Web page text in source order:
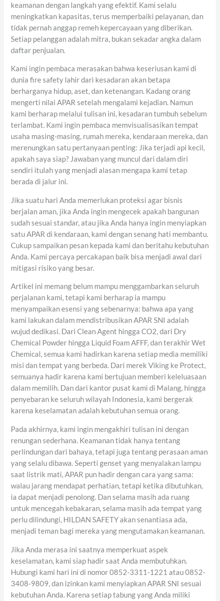
keamanan dengan langkah yang efektif. Kami selalu
meningkatkan kapasitas, terus memperbaiki pelayanan, dan
tidak pernah anggap remeh kepercayaan yang diberikan.
Setiap pelanggan adalah mitra, bukan sekadar angka dalam
daftar penjualan.
Kami ingin pembaca merasakan bahwa keseriusan kami di
dunia fire safety lahir dari kesadaran akan betapa
berharganya hidup, aset, dan ketenangan. Kadang orang
mengerti nilai APAR setelah mengalami kejadian. Namun
kami berharap melalui tulisan ini, kesadaran tumbuh sebelum
terlambat. Kami ingin pembaca memvisualisasikan tempat
usaha masing-masing, rumah mereka, kendaraan mereka, dan
merenungkan satu pertanyaan penting: Jika terjadi api kecil,
apakah saya siap? Jawaban yang muncul dari dalam diri
sendiri itulah yang menjadi alasan mengapa kami tetap
berada di jalur ini.
Jika suatu hari Anda memerlukan proteksi agar bisnis
berjalan aman, jika Anda ingin mengecek apakah bangunan
sudah sesuai standar, atau jika Anda hanya ingin menyiapkan
satu APAR di kendaraan, kami dengan senang hati membantu.
Cukup sampaikan pesan kepada kami dan beritahu kebutuhan
Anda. Kami percaya percakapan baik bisa menjadi awal dari
mitigasi risiko yang besar.
Artikel ini memang belum mampu menggambarkan seluruh
perjalanan kami, tetapi kami berharap ia mampu
menyampaikan esensi yang sebenarnya: bahwa apa yang
kami lakukan dalam mendistribusikan APAR SNI adalah
wujud dedikasi. Dari Clean Agent hingga CO2, dari Dry
Chemical Powder hingga Liquid Foam AFFF, dan terakhir Wet
Chemical, semua kami hadirkan karena setiap media memiliki
misi dan tempat yang berbeda. Dari merek Viking ke Protect,
semuanya hadir karena kami bertujuan memberi keleluasaan
dalam memilih. Dan dari kantor pusat kami di Malang, hingga
penyebaran ke seluruh wilayah Indonesia, kami bergerak
karena keselamatan adalah kebutuhan semua orang.
Pada akhirnya, kami ingin mengakhiri tulisan ini dengan
renungan sederhana. Keamanan tidak hanya tentang
perlindungan dari bahaya, tetapi juga tentang perasaan aman
yang selalu dibawa. Seperti genset yang menyalakan lampu
saat listrik mati, APAR pun hadir dengan cara yang sama:
walau jarang mendapat perhatian, tetapi ketika dibutuhkan,
ia dapat menjadi penolong. Dan selama masih ada ruang
untuk mencegah kebakaran, selama masih ada tempat yang
perlu dilindungi, HILDAN SAFETY akan senantiasa ada,
menjadi teman bagi mereka yang mengutamakan keamanan.
Jika Anda merasa ini saatnya memperkuat aspek
keselamatan, kami siap hadir saat Anda membutuhkan.
Hubungi kami hari ini di nomor 0852-3311-1221 atau 0852-
3408-9809, dan izinkan kami menyiapkan APAR SNI sesuai
kebutuhan Anda. Karena setiap tabung yang Anda miliki